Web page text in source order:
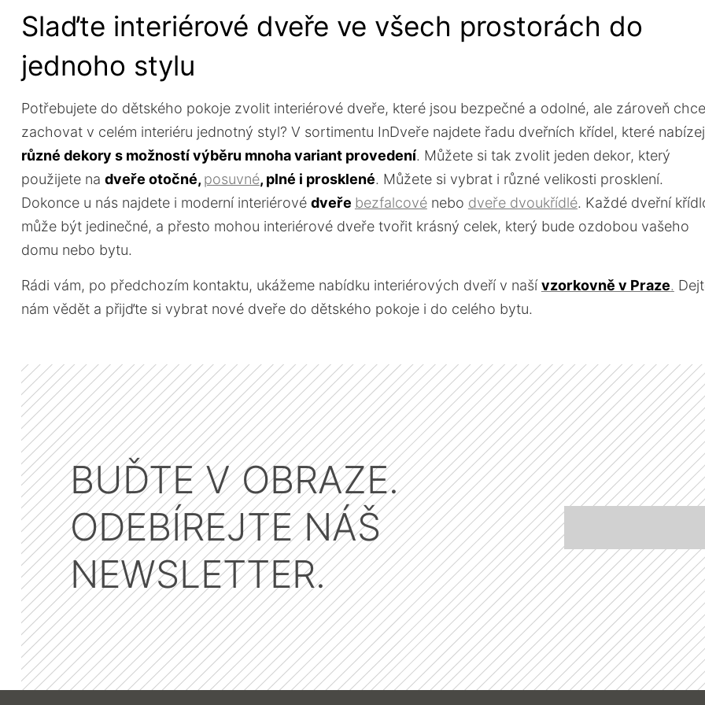
Slaďte interiérové dveře ve všech prostorách do
jednoho stylu
Potřebujete do dětského pokoje zvolit interiérové dveře, které jsou bezpečné a odolné, ale zároveň
zachovat v celém interiéru jednotný styl? V sortimentu InDveře najdete řadu dveřních křídel, které
různé dekory s možností výběru mnoha variant provedení. Můžete si tak zvolit jeden dekor, který
použijete na dveře otočné, posuvné, plné i prosklené. Můžete si vybrat i různé velikosti prosklení.
Dokonce u nás najdete i moderní interiérové dveře bezfalcovénebo dveře dvoukřídlé. Každé dveřní
může být jedinečné, a přesto mohou interiérové dveře tvořit krásný celek, který bude ozdobou vašeho
domu nebo bytu.
Rádi vám, po předchozím kontaktu, ukážeme nabídku interiérových dveří v našívzorkovně v Praze.
nám vědět a přijďte si vybrat nové dveře do dětského pokoje i do celého bytu.
BUĎTE V OBRAZE.
ODEBÍREJTE NÁŠ
NEWSLETTER.